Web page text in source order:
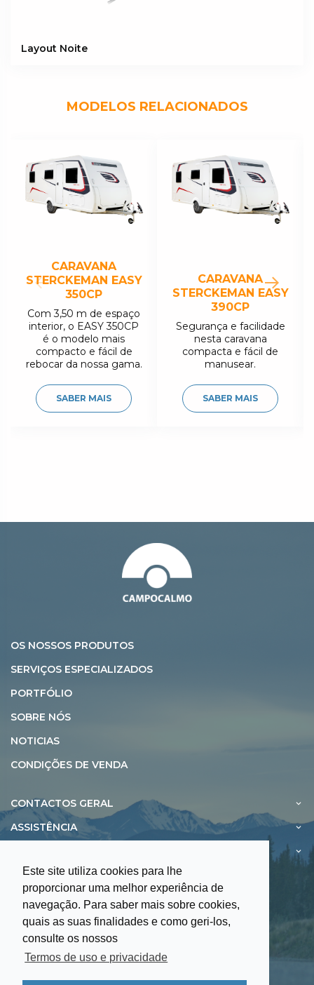
Este site utiliza cookies para lhe
proporcionar uma melhor experiência de
navegação. Para saber mais sobre cookies,
quais as suas finalidades e como geri-los,
consulte os nossos
Termos de uso e privacidade
Layout Noite
MODELOS RELACIONADOS
CARAVANA
STERCKEMAN EASY
350CP
Com 3,50 m de espaço
interior, o EASY 350CP
é o modelo mais
compacto e fácil de
rebocar da nossa gama.
SABER MAIS
CARAVANA
STERCKEMAN EASY
390CP
Segurança e facilidade
nesta caravana
compacta e fácil de
manusear.
SABER MAIS
OS NOSSOS PRODUTOS
SERVIÇOS ESPECIALIZADOS
PORTFÓLIO
SOBRE NÓS
NOTICIAS
CONDIÇÕES DE VENDA
CONTACTOS GERAL
ASSISTÊNCIA
Informações Úteis
Termos de Uso e Privacidade